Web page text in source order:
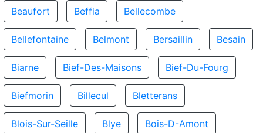
Beaufort Beffia Bellecombe
Bellefontaine Belmont Bersaillin Besain
Biarne Bief-Des-Maisons Bief-Du-Fourg
Biefmorin Billecul Bletterans
Blois-Sur-Seille Blye Bois-D-Amont